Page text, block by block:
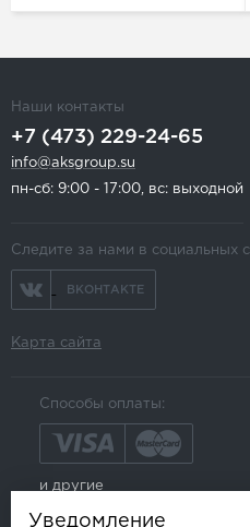
Наши контакты
+7 (473) 229-24-65
info@aksgroup.su
пн-сб: 9:00 - 17:00, вс: выходной
Следите за нами в социальных
ВКОНТАКТЕ
Карта сайта
Способы оплаты:
и другие
Уведомление